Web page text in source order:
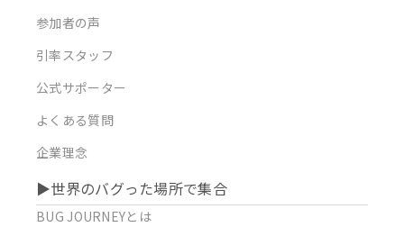
参加者の声
引率スタッフ
公式サポーター
よくある質問
企業理念
▶︎世界のバグった場所で集合
BUG JOURNEYとは